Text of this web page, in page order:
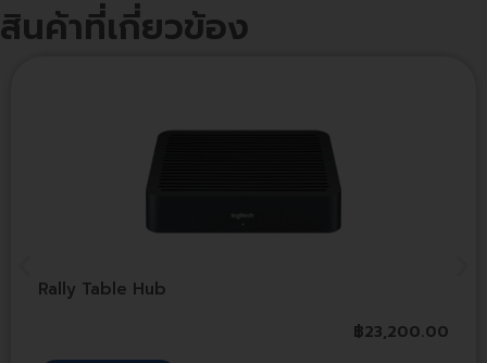
สินค้าที่เกี่ยวข้อง
Rally Table Hub
฿23,200.00